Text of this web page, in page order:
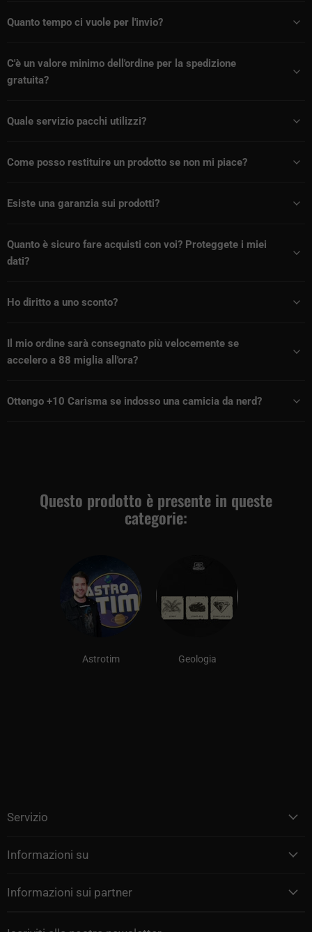
Quanto tempo ci vuole per l'invio?
C'è un valore minimo dell'ordine per la spedizione
gratuita?
Quale servizio pacchi utilizzi?
Come posso restituire un prodotto se non mi piace?
Esiste una garanzia sui prodotti?
Quanto è sicuro fare acquisti con voi? Proteggete i miei
dati?
Ho diritto a uno sconto?
Il mio ordine sarà consegnato più velocemente se
accelero a 88 miglia all'ora?
Ottengo +10 Carisma se indosso una camicia da nerd?
Questo prodotto è presente in queste
categorie:
Astrotim Geologia
Servizio
Informazioni su
Informazioni sui partner